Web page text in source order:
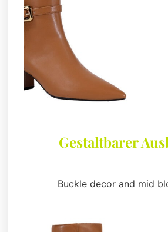
Gestaltbarer
Buckle decor and mid